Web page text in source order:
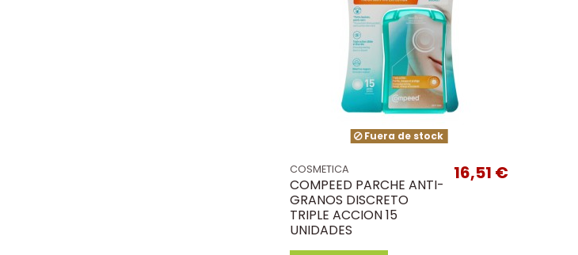
Fuera de stock
COSMETICA
COMPEED PARCHE ANTI-
GRANOS DISCRETO
TRIPLE ACCION 15
UNIDADES
16,51 €